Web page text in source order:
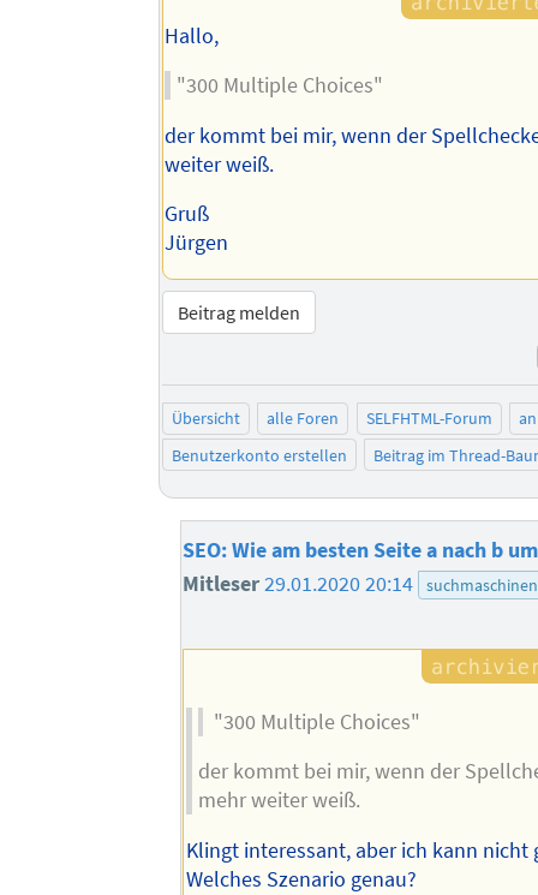
Hallo,
"300 Multiple Choices"
der kommt bei mir, wenn der
weiter weiß.
Gruß
Jürgen
Beitrag melden
Übersicht alle Foren SELFHTML-Forum
Benutzerkonto erstellen
Beitrag im Thread-
SEO: Wie am besten Seite a nach b
Mitleser29.01.2020 20:14 suchmaschinen
"300 Multiple Choices"
der kommt bei mir, wenn der
mehr weiter weiß.
Klingt interessant, aber ich kann nicht
Welches Szenario genau?